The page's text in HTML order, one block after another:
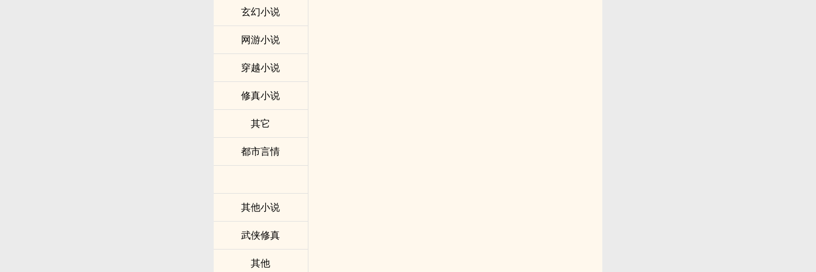
玄幻小说
网游小说
穿越小说
修真小说
其它
都市言情
其他小说
武侠修真
其他